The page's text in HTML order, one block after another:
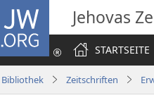
JW.ORG Jehovas
STARTSEITE
Bibliothek Zeitschriften